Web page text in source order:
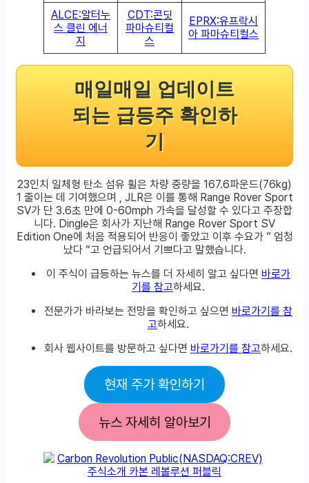
ALCE:알터누
스 클린 에너
지
CDT:콘딧
파마슈티컬
스
EPRX:유프락시
아 파마슈티컬스
매일매일 업데이트
되는 급등주 확인하
기
23인치 일체형 탄소 섬유 휠은 차량 중량을 167.6파운드(76kg)
1 줄이는 데 기여했으며 , JLR은 이를 통해 Range Rover Sport
SV가 단 3.6초 만에 0-60mph 가속을 달성할 수 있다고 주장합
니다. Dingle은 회사가 지난해 Range Rover Sport SV
Edition One에 처음 적용되어 반응이 좋았고 이후 수요가 ” 엄청
났다 “고 언급되어서 기쁘다고 말했습니다.
이 주식이 급등하는 뉴스를 더 자세히 알고 싶다면 바로가
기를 참고하세요.
전문가가 바라보는 전망을 확인하고 싶으면 바로가기를 참
고하세요.
회사 웹사이트를 방문하고 싶다면 바로가기를 참고하세요.
현재 주가 확인하기
뉴스 자세히 알아보기